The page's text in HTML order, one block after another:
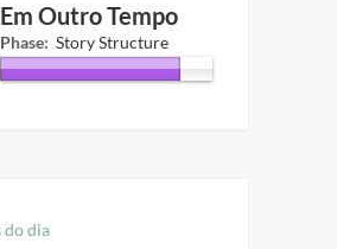
Em Outro Tempo
Phase: Story Structure